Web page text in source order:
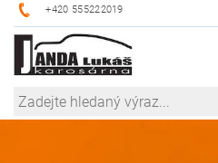
+420 555222019